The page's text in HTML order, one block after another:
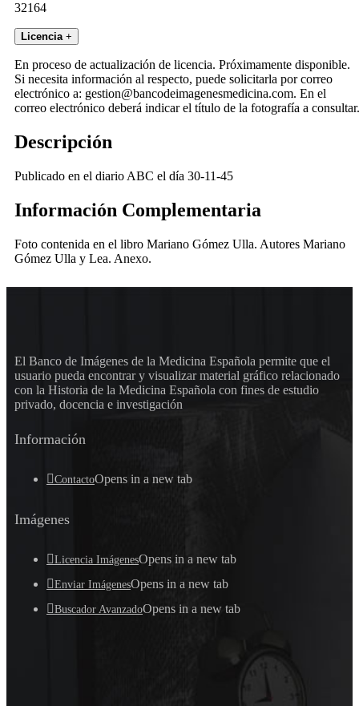
32164
Licencia +
En proceso de actualización de licencia. Próximamente disponible.
Si necesita información al respecto, puede solicitarla por correo
electrónico a: gestion@bancodeimagenesmedicina.com. En el
correo electrónico deberá indicar el título de la fotografía a consultar.
Descripción
Publicado en el diario ABC el día 30-11-45
Información Complementaria
Foto contenida en el libro Mariano Gómez Ulla. Autores Mariano
Gómez Ulla y Lea. Anexo.
El Banco de Imágenes de la Medicina Española permite que el
usuario pueda encontrar y visualizar material gráfico relacionado
con la Historia de la Medicina Española con fines de estudio
privado, docencia e investigación
Información
ContactoOpens in a new tab
Imágenes
Licencia ImágenesOpens in a new tab
Enviar ImágenesOpens in a new tab
Buscador AvanzadoOpens in a new tab